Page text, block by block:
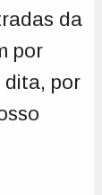
da
por
dita, por